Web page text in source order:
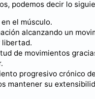
podemos decir lo
el músculo.
alcanzando un
libertad.
de movimientos
progresivo crónico
mantener su